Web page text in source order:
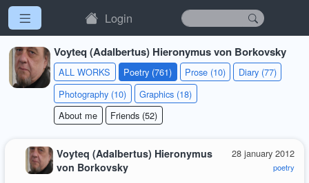
Login
Voyteq (Adalbertus) Hieronymus von Borkovsky
ALL WORKS Poetry (761) Prose (10)
Diary (77)
Photography (10)
Graphics (18)
About me
Friends (52)
28 january 2012
poetry
Voyteq (Adalbertus) Hieronymus
von Borkovsky